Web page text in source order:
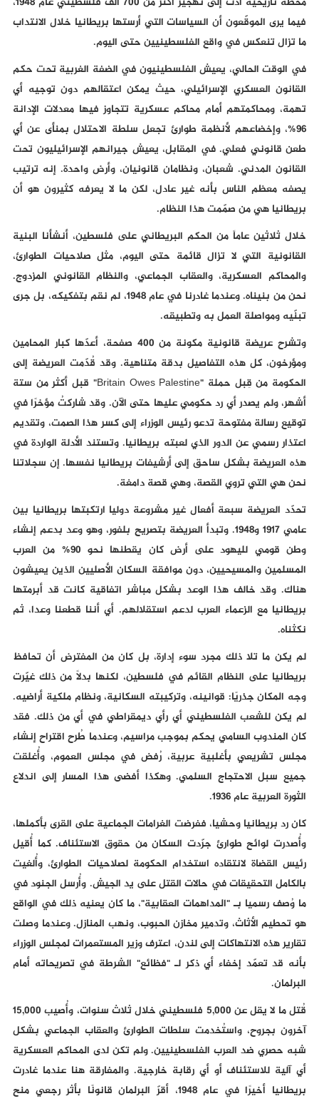
فيما يرى الموقّعون أن السياسات التي أرستها بريطانيا خلال الانتداب
ما تزال تنعكس في واقع الفلسطينيين حتى اليوم.
في الوقت الحالي، يعيش الفلسطينيون في الضفة الغربية تحت حكم
القانون العسكري الإسرائيلي، حيث يمكن اعتقالهم دون توجيه أي
تهمة، ومحاكمتهم أمام محاكم عسكرية تتجاوز فيها معدلات الإدانة
96%، وإخضاعهم لأنظمة طوارئ تجعل سلطة الاحتلال بمنأى عن أي
طعن قانوني فعلي. في المقابل، يعيش جيرانهم الإسرائيليون تحت
القانون المدني. شعبان، ونظامان قانونيان، وأرض واحدة. إنه ترتيب
يصفه معظم الناس بأنه غير عادل، لكن ما لا يعرفه كثيرون هو أن
بريطانيا هي من صمّمت هذا النظام.
خلال ثلاثين عاماً من الحكم البريطاني على فلسطين، أنشأنا البنية
القانونية التي لا تزال قائمة حتى اليوم، مثل صلاحيات الطوارئ،
والمحاكم العسكرية، والعقاب الجماعي، والنظام القانوني المزدوج.
نحن من بنيناه. وعندما غادرنا في عام 1948، لم نقم بتفكيكه، بل جرى
تبنّيه ومواصلة العمل به وتطبيقه.
وتشرح عريضة قانونية مكونة من 400 صفحة، أعدّها كبار المحامين
ومؤرخون، كل هذه التفاصيل بدقة متناهية. وقد قُدّمت العريضة إلى
الحكومة من قِبل حملة "Britain Owes Palestine" قبل أكثر من ستة
أشهر، ولم يصدر أي رد حكومي عليها حتى الآن. وقد شاركتُ مؤخرًا في
توقيع رسالة مفتوحة تدعو رئيس الوزراء إلى كسر هذا الصمت، وتقديم
اعتذار رسمي عن الدور الذي لعبته بريطانيا. وتستند الأدلة الواردة في
هذه العريضة بشكل ساحق إلى أرشيفات بريطانيا نفسها. إن سجلاتنا
نحن هي التي تروي القصة، وهي قصة دامغة.
تحدّد العريضة سبعة أفعال غير مشروعة دوليا ارتكبتها بريطانيا بين
عامي 1917 و1948. وتبدأ العريضة بتصريح بلفور، وهو وعد بدعم إنشاء
وطن قومي لليهود على أرض كان يقطنها نحو 90% من العرب
المسلمين والمسيحيين، دون موافقة السكان الأصليين الذين يعيشون
هناك. وقد خالف هذا الوعد بشكل مباشر اتفاقية كانت قد أبرمتها
بريطانيا مع الزعماء العرب لدعم استقلالهم. أي أننا قطعنا وعدا، ثم
نكثناه.
لم يكن ما تلا ذلك مجرد سوء إدارة، بل كان من المفترض أن تحافظ
بريطانيا على النظام القائم في فلسطين، لكنها بدلاً من ذلك غيّرت
وجه المكان جذريًا: قوانينه، وتركيبته السكانية، ونظام ملكية أراضيه.
لم يكن للشعب الفلسطيني أي رأي ديمقراطي في أي من ذلك. فقد
كان المندوب السامي يحكم بموجب مراسيم، وعندما طُرح اقتراح إنشاء
مجلس تشريعي بأغلبية عربية، رُفض في مجلس العموم، وأُغلقت
جميع سبل الاحتجاج السلمي. وهكذا أفضى هذا المسار إلى اندلاع
الثورة العربية عام 1936.
كان رد بريطانيا وحشيا، ففرضت الغرامات الجماعية على القرى بأكملها،
وأُصدرت لوائح طوارئ جرّدت السكان من حقوق الاستئناف. كما أُقيل
رئيس القضاة لانتقاده استخدام الحكومة لصلاحيات الطوارئ، وأُلغيت
بالكامل التحقيقات في حالات القتل على يد الجيش. وأُرسل الجنود في
ما وُصف رسميا بـ "المداهمات العقابية"، ما كان يعنيه ذلك في الواقع
هو تحطيم الأثاث، وتدمير مخازن الحبوب، ونهب المنازل. وعندما وصلت
تقارير هذه الانتهاكات إلى لندن، اعترف وزير المستعمرات لمجلس الوزراء
بأنه قد تعمّد إخفاء أي ذكر لـ "فظائع" الشرطة في تصريحاته أمام
البرلمان.
قُتل ما لا يقل عن 5,000 فلسطيني خلال ثلاث سنوات، وأُصيب 15,000
آخرون بجروح، واستُخدمت سلطات الطوارئ والعقاب الجماعي بشكل
شبه حصري ضد العرب الفلسطينيين. ولم تكن لدى المحاكم العسكرية
أي آلية للاستئناف أو أي رقابة خارجية. والمفارقة هنا عندما غادرت
بريطانيا أخيرًا في عام 1948، أقرّ البرلمان قانونًا بأثر رجعي منح